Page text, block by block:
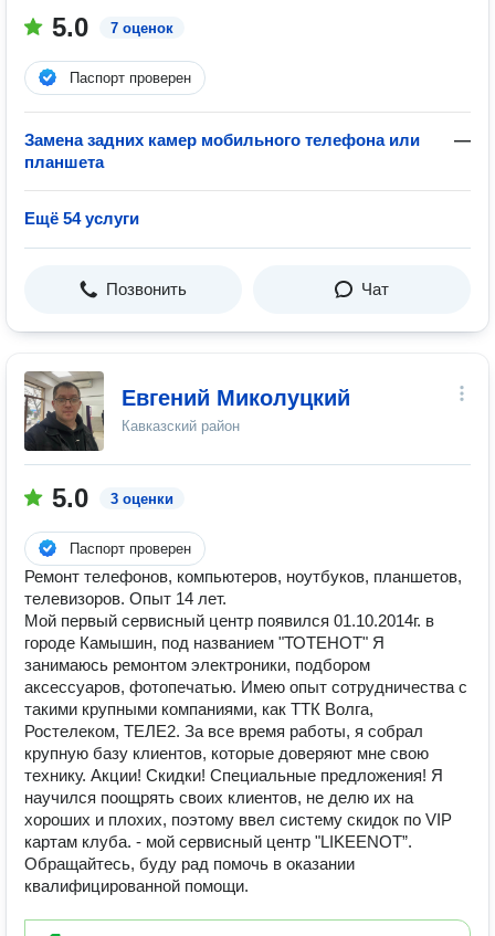
5.0 7 оценок
Паспорт проверен
Замена задних камер мобильного телефона или
планшета
—
Ещё 54 услуги
Позвонить Чат
Евгений Миколуцкий
Кавказский район
5.0 3 оценки
Паспорт проверен
Ремонт телефонов, компьютеров, ноутбуков, планшетов,
телевизоров. Опыт 14 лет.
Мой первый сервисный центр появился 01.10.2014г. в
городе Камышин, под названием "ТОТЕНОТ" Я
занимаюсь ремонтом электроники, подбором
аксессуаров, фотопечатью. Имею опыт сотрудничества с
такими крупными компаниями, как ТТК Волга,
Ростелеком, ТЕЛЕ2. За все время работы, я собрал
крупную базу клиентов, которые доверяют мне свою
технику. Акции! Скидки! Специальные предложения! Я
научился поощрять своих клиентов, не делю их на
хороших и плохих, поэтому ввел систему скидок по VIP
картам клуба. - мой сервисный центр "LIKEENOT”.
Обращайтесь, буду рад помочь в оказании
квалифицированной помощи.